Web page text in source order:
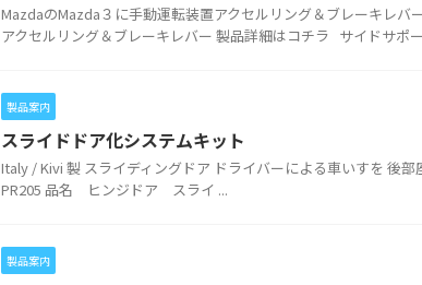
MazdaのMazda３に手動運転装置アクセルリング＆ブレーキレバ
アクセルリング＆ブレーキレバー 製品詳細はコチラ サイドサポ
製品案内
スライドドア化システムキット
Italy / Kivi 製 スライディングドア ドライバーによる車いすを
PR205 品名 ヒンジドア スライ ...
製品案内